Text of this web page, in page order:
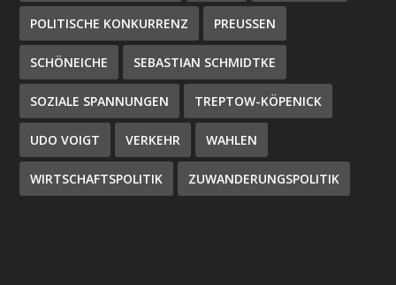
POLITISCHE KONKURRENZ PREUSSEN
SCHÖNEICHE SEBASTIAN SCHMIDTKE
SOZIALE SPANNUNGEN TREPTOW-KÖPENICK
UDO VOIGT VERKEHR WAHLEN
WIRTSCHAFTSPOLITIK ZUWANDERUNGSPOLITIK